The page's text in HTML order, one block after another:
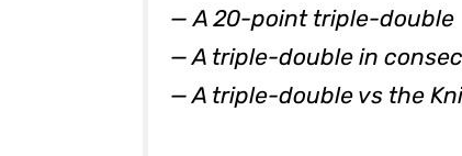
— A 20-point triple-double
— A triple-double in
— A triple-double vs the